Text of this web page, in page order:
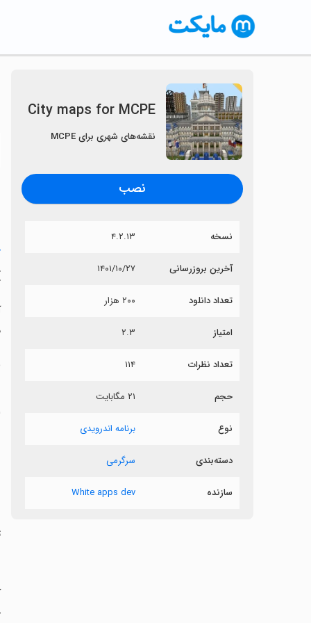
City maps for MCPE
نقشه‌های شهری برای MCPE
نصب
نسخه ۴.۲.۱۳
آخرین بروزرسانی ۱۴۰۱/۱۰/۲۷
تعداد دانلود ۲۰۰ هزار
امتیاز ۲.۳
تعداد نظرات ۱۱۴
حجم ۲۱ مگابایت
نوع برنامه اندرویدی
دسته‌بندی سرگرمی
سازنده White apps dev